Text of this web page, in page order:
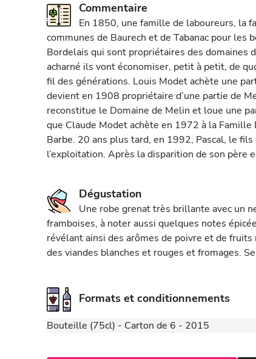
Commentaire
En 1850, une famille de laboureurs, la
communes de Baurech et de Tabanac pour les
Bordelais qui sont propriétaires des domaines
acharné ils vont économiser, petit à petit, de
fil des générations. Louis Modet achète une
devient en 1908 propriétaire d’une partie de
reconstitue le Domaine de Melin et loue une
que Claude Modet achète en 1972 à la
Barbe. 20 ans plus tard, en 1992, Pascal, le
l’exploitation. Après la disparition de son père
Dégustation
Une robe grenat très brillante avec un
framboises, à noter aussi quelques notes
révélant ainsi des arômes de poivre et de
des viandes blanches et rouges et fromages.
Formats et conditionnements
Bouteille (75cl) - Carton de 6 - 2015